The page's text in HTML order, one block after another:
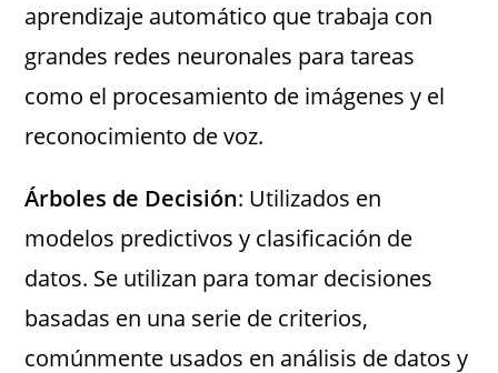
aprendizaje automático que trabaja con
grandes redes neuronales para tareas
como el procesamiento de imágenes y el
reconocimiento de voz.
Árboles de Decisión: Utilizados en
modelos predictivos y clasificación de
datos. Se utilizan para tomar decisiones
basadas en una serie de criterios,
comúnmente usados en análisis de datos y